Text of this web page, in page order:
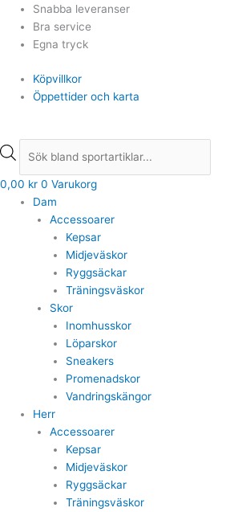
Hoppa
innehåll
Snabba leveranser
Bra service
Egna tryck
Köpvillkor
Öppettider och karta
Products
search
0,00 kr 0 Varukorg
Dam
Accessoarer
Kepsar
Midjeväskor
Ryggsäckar
Träningsväskor
Skor
Inomhusskor
Löparskor
Sneakers
Promenadskor
Vandringskängor
Herr
Accessoarer
Kepsar
Midjeväskor
Ryggsäckar
Träningsväskor
Products
search